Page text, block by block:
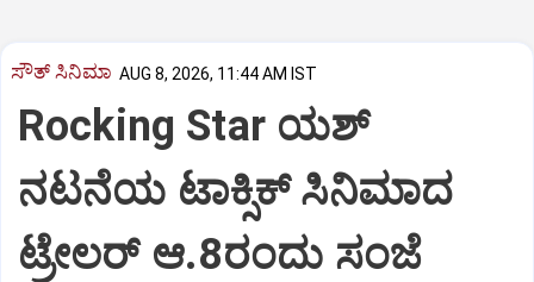
ಸೌತ್‌ ಸಿನಿಮಾ AUG 8, 2026, 11:44 AM IST
Rocking Star ಯಶ್‌
ನಟನೆಯ ಟಾಕ್ಸಿಕ್‌ ಸಿನಿಮಾದ
ಟ್ರೇಲರ್‌ ಆ.8ರಂದು ಸಂಜೆ